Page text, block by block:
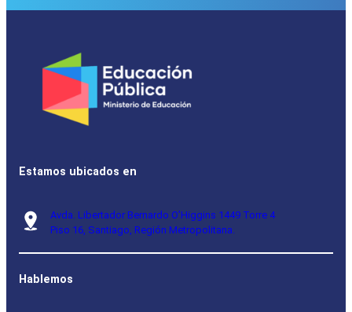
Estamos ubicados en
Avda. Libertador Bernardo O’Higgins 1449 Torre 4
Piso 16, Santiago, Región Metropolitana.
Hablemos